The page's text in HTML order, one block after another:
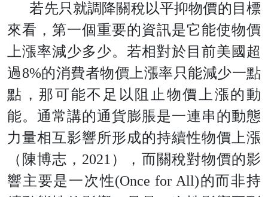
若先只就調降關稅以平抑物價的目標
來看，第一個重要的資訊是它能使物價
上漲率減少多少。若相對於目前美國超
過8%的消費者物價上漲率只能減少一點
點，那可能不足以阻止物價上漲的動
能。通常講的通貨膨脹是一連串的動態
力量相互影響所形成的持續性物價上漲
（陳博志 ， 2021 ），而關稅對物價的影
響主要是一次性(Once for All)的而非持